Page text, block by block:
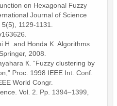
on Hexagonal Fuzzy
Journal of Science
1129-1131.
Н. and Honda K. Algorithms
2008.
К. “Fuzzy clustering by
Proc. 1998 IEEE Int. Conf.
World Congr.
Vol. 2. Pp. 1394–1399,